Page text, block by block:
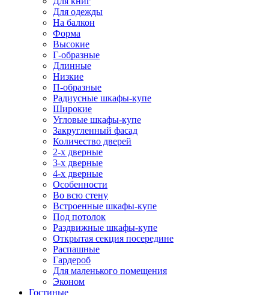
Для одежды
На балкон
Форма
Высокие
Г-образные
Длинные
Низкие
П-образные
Радиусные шкафы-купе
Широкие
Угловые шкафы-купе
Закругленный фасад
Количество дверей
2-х дверные
3-х дверные
4-х дверные
Особенности
Во всю стену
Встроенные шкафы-купе
Под потолок
Раздвижные шкафы-купе
Открытая секция посередине
Распашные
Гардероб
Для маленького помещения
Эконом
Гостиные